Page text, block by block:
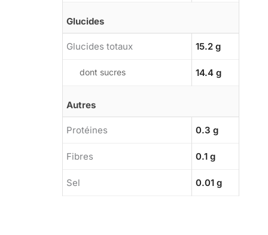
Glucides
Glucides totaux 15.2 g
dont sucres 14.4 g
Autres
Protéines 0.3 g
Fibres 0.1 g
Sel 0.01 g